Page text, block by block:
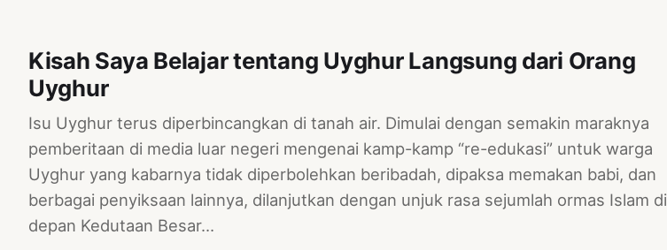
Kisah Saya Belajar tentang Uyghur Langsung dari Orang
Uyghur
Isu Uyghur terus diperbincangkan di tanah air. Dimulai dengan semakin maraknya
pemberitaan di media luar negeri mengenai kamp-kamp “re-edukasi” untuk warga
Uyghur yang kabarnya tidak diperbolehkan beribadah, dipaksa memakan babi, dan
berbagai penyiksaan lainnya, dilanjutkan dengan unjuk rasa sejumlah ormas Islam di
depan Kedutaan Besar…